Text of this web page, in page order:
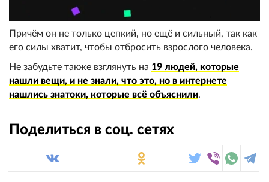
Причём он не только цепкий, но ещё и сильный, так как
его силы хватит, чтобы отбросить взрослого человека.
Не забудьте также взглянуть на 19 людей, которые
нашли вещи, и не знали, что это, но в интернете
нашлись знатоки, которые всё объяснили.
Поделиться в соц. сетях